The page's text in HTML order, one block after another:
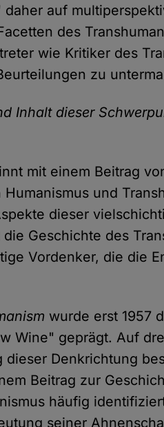
daher auf
des
wie Kritiker des
zu
Inhalt dieser
mit einem Beitrag
und
dieser
Geschichte des
Vordenker, die die
wurde erst 1957
Wine" geprägt. Auf
dieser Denkrichtung
Beitrag zur
häufig
seiner